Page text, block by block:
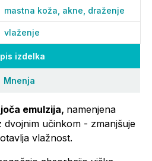
izdelka
Mnenja
emulzija, namenjena
dvojnim učinkom - zmanjšuje
vlažnost.
mastna koža, akne, draženje
vlaženje